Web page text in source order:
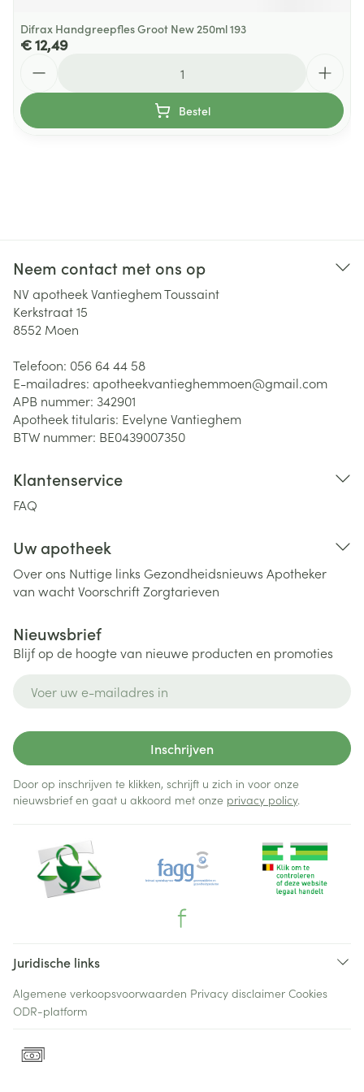
Difrax Handgreepfles Groot New 250ml 193
€ 12,49
Bestel
Neem contact met ons op
NV apotheek Vantieghem Toussaint
Kerkstraat 15
8552 Moen
Telefoon: 056 64 44 58
E-mailadres: apotheekvantieghemmoen@gmail.com
APB nummer: 342901
Apotheek titularis: Evelyne Vantieghem
BTW nummer: BE0439007350
Klantenservice
FAQ
Uw apotheek
Over ons Nuttige links Gezondheidsnieuws Apotheker
van wachtVoorschriftZorgtarieven
Nieuwsbrief
Blijf op de hoogte van nieuwe producten en promoties
Inschrijven
Door op inschrijven te klikken, schrijft u zich in voor onze
nieuwsbrief en gaat u akkoord met onze privacy policy.
Juridische links
Algemene verkoopsvoorwaarden Privacy disclaimer Cookies
ODR-platform